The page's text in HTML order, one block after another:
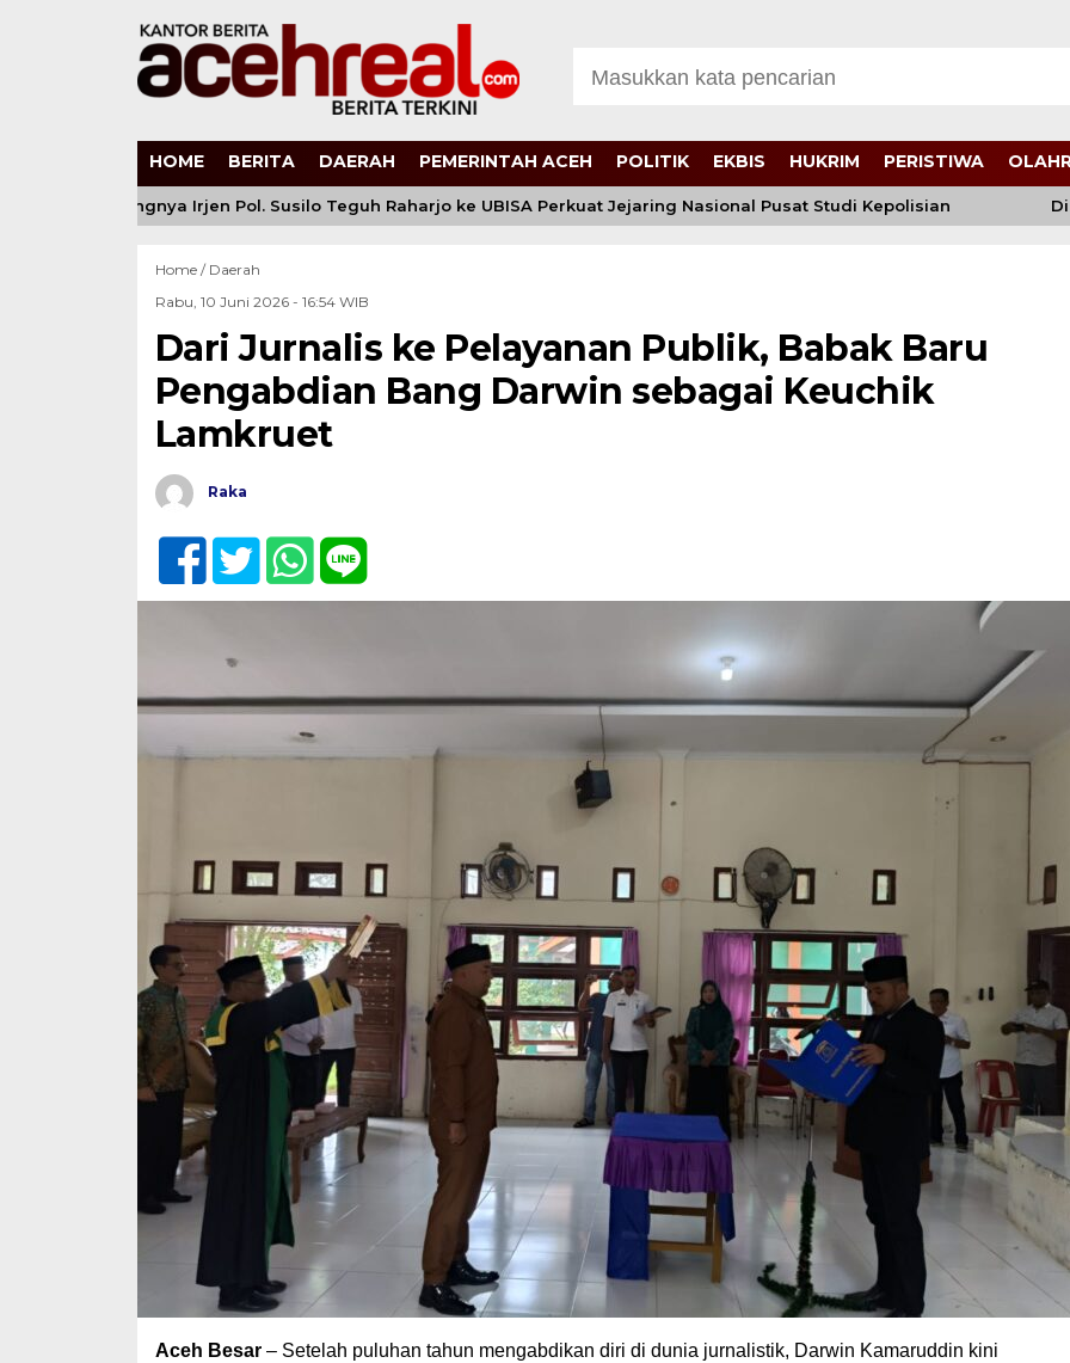
HOME BERITA DAERAH PEMERINTAH ACEH POLITIK EKBIS HUKRIM PERISTIWA
Bergabungnya Irjen Pol. Susilo Teguh Raharjo ke UBISA Perkuat Jejaring Nasional Pusat Studi Kepolisian Di
Home / Daerah
Rabu, 10 Juni 2026 - 16:54 WIB
Dari Jurnalis ke Pelayanan Publik, Babak Baru
Pengabdian Bang Darwin sebagai Keuchik
Lamkruet
Raka
Aceh Besar– Setelah puluhan tahun mengabdikan diri di dunia jurnalistik, Darwin Kamaruddin kini